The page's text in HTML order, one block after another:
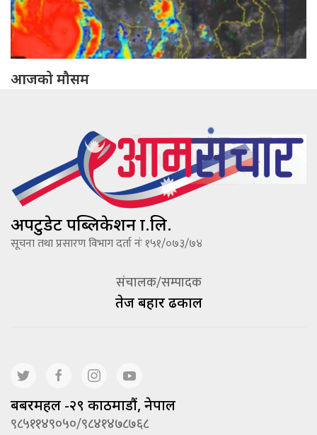
आजको मौसम
अपटुडेट पब्लिकेशन प्रा.लि.
सूचना तथा प्रसारण विभाग दर्ता नंः १५१/०७३/७४
संचालक/सम्पादक
तेज बहादूर ढकाल
बबरमहल -२९ काठमाडौं, नेपाल
९८५११४९०५०/९८४१४७८७६८